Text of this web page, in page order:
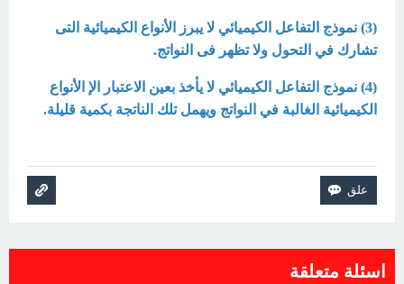
(3) نموذج التفاعل الكيميائي لا يبرز الأنواع الكيميائية التى
تشارك في التحول ولا تظهر فى النواتج.
(4) نموذج التفاعل الكيميائي لا يأخذ بعين الاعتبار الإ الأنواع
الكيميائية الغالبة في النواتج ويهمل تلك الناتجة بكمية قليلة.
اسئلة متعلقة